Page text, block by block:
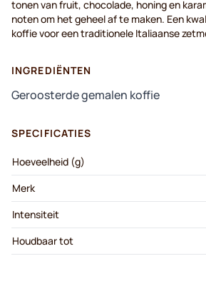
tonenvan fruit, chocolade, honingen
notenom hetgeheelafte maken. Een
koffievooreentraditionele Italiaanse
INGREDIËNTEN
Geroosterde gemalen koffie
SPECIFICATIES
Hoeveelheid (g)
Merk
Intensiteit
Houdbaar tot